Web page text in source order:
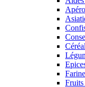
Fruits